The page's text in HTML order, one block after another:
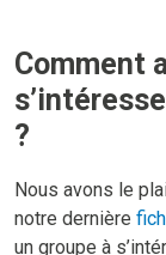
Comment
?
Nous avons le
notre dernière
un groupe à